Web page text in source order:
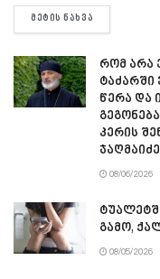
ᲛᲔᲢᲘᲡ ᲜᲐᲮᲕᲐ
რომ არა
ტაძარში
წერა და
კერის
ჯაღმაიძე
08/06/2026
გამო,
08/05/2026